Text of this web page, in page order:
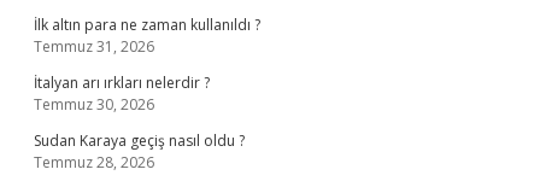
İlk altın para ne zaman kullanıldı ?
Temmuz 31, 2026
İtalyan arı ırkları nelerdir ?
Temmuz 30, 2026
Sudan Karaya geçiş nasıl oldu ?
Temmuz 28, 2026